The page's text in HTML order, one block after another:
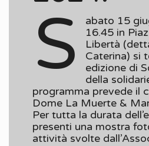
S
abato 15
16.45 in
Libertà
Caterina) si
edizione di
della
programma prevede il
Dome La Muerte &
Per tutta la durata
presenti una mostra
attività svolte